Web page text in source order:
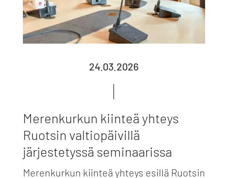
24.03.2026
Merenkurkun kiinteä yhteys
Ruotsin valtiopäivillä
järjestetyssä seminaarissa
Merenkurkun kiinteä yhteys esillä Ruotsin